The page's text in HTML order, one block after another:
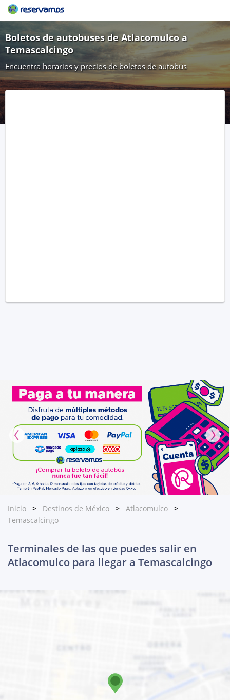
Boletos de autobuses de Atlacomulco a
Temascalcingo
Encuentra horarios y precios de boletos de autobús
Inicio Destinos de México
Atlacomulco
Temascalcingo
Terminales de las que puedes salir en
Atlacomulco para llegar a Temascalcingo